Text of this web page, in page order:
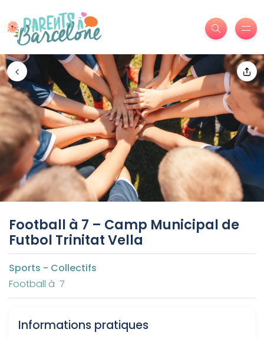
Football à 7 – Camp Municipal de
Futbol Trinitat Vella
Sports - Collectifs
Football à 7
Informations pratiques